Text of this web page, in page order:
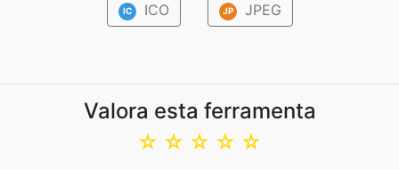
IC ICO JP JPEG
Valora esta ferramenta
☆
☆
☆
☆
☆